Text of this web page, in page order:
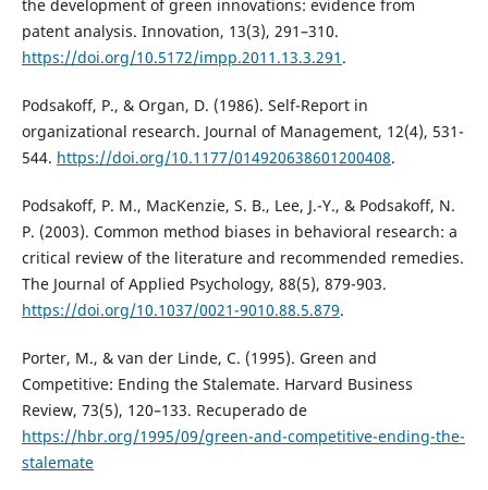
the development of green innovations: evidence from
patent analysis. Innovation, 13(3), 291–310.
https://doi.org/10.5172/impp.2011.13.3.291 .
Podsakoff, P., & Organ, D. (1986). Self-Report in
organizational research. Journal of Management, 12(4), 531-
544. https://doi.org/10.1177/014920638601200408.
Podsakoff, P. M., MacKenzie, S. B., Lee, J.-Y., & Podsakoff, N.
P. (2003). Common method biases in behavioral research: a
critical review of the literature and recommended remedies.
The Journal of Applied Psychology, 88(5), 879-903.
https://doi.org/10.1037/0021-9010.88.5.879.
Porter, M., & van der Linde, C. (1995). Green and
Competitive: Ending the Stalemate. Harvard Business
Review, 73(5), 120–133. Recuperado de
https://hbr.org/1995/09/green-and-competitive-ending-the-
stalemate